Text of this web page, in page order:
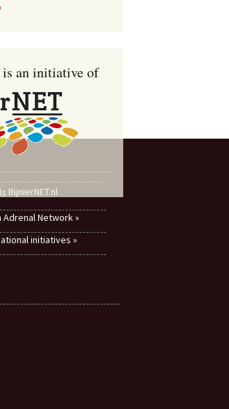
is an initiative of
BijnierNET.nl
Adrenal Network »
initiatives »